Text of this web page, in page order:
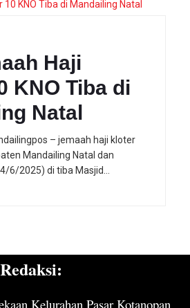
Haji
KNO Tiba di
Natal
– jemaah haji kloter
Mandailing Natal dan
6/2025) di tiba Masjid…
Kelurahan Pasar Kotanopan